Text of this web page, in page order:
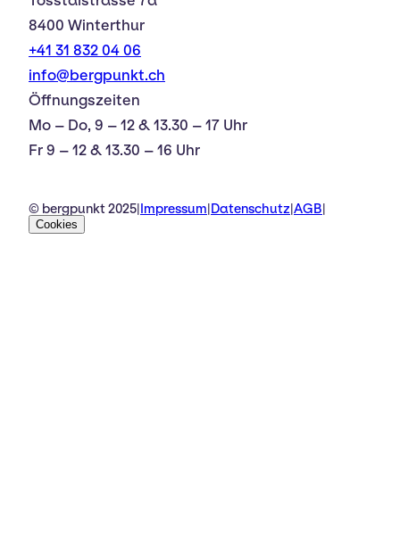
8400 Winterthur
+41 31 832 04 06
info@bergpunkt.ch
Öffnungszeiten
Mo – Do, 9 – 12 & 13.30 – 17 Uhr
Fr 9 – 12 & 13.30 – 16 Uhr
© bergpunkt 2025 Impressum Datenschutz AGB
Cookies